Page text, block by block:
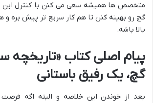
متخصص ها همیشه سعی می کنن با کنترل این
گچ رو بهینه کنن تا هم کار سریع تر پیش بره و
بالا باشه.
پیام اصلی کتاب «تاریخچه
گچ، یک رفیق باستانی
بعد از خوندن این خلاصه و البته اگه